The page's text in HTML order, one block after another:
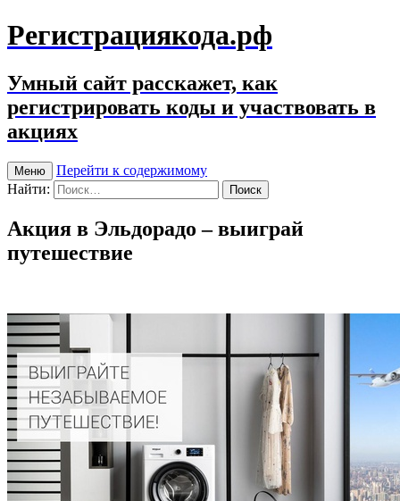
Регистрациякода.рф
Умный сайт расскажет, как
регистрировать коды и участвовать в
акциях
Меню
Перейти к содержимому
Найти:
Акция в Эльдорадо – выиграй
путешествие